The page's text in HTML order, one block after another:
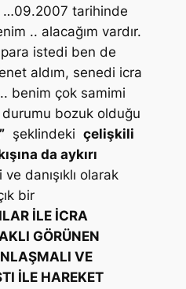
tarihinde
.. alacağım vardır.
istedi ben de
aldım, senedi icra
benim çok samimi
durumu bozuk olduğu
şeklindeki çelişkili
da aykırı
danışıklı olarak
bir
İLE İCRA
GÖRÜNEN
VE
İLE HAREKET